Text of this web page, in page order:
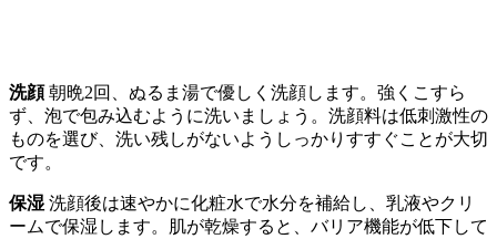
洗顔朝晩2回、ぬるま湯で優しく洗顔します。強くこすら
ず、泡で包み込むように洗いましょう。洗顔料は低刺激性の
ものを選び、洗い残しがないようしっかりすすぐことが大切
です。
保湿 洗顔後は速やかに化粧水で水分を補給し、乳液やクリ
ームで保湿します。肌が乾燥すると、バリア機能が低下して